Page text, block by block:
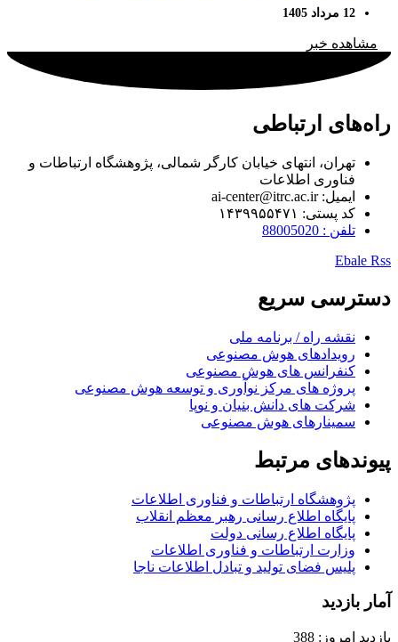
12 مرداد 1405
مشاهده خبر
راه‌های ارتباطی
تهران، انتهای خیابان کارگر شمالی، پژوهشگاه ارتباطات و
فناوری اطلاعات
ایمیل: ai-center@itrc.ac.ir
کد پستی: ۱۴۳۹۹۵۵۴۷۱
تلفن : 88005020
Ebale Rss
دسترسی سریع
نقشه راه / برنامه ملی
رویدادهای هوش مصنوعی
کنفرانس های هوش مصنوعی
پروژه های مرکز نوآوری و توسعه هوش مصنوعی
شرکت های دانش بنیان و نوپا
سمینارهای هوش مصنوعی
پیوندهای مرتبط
پژوهشگاه ارتباطات و فناوری اطلاعات
پایگاه اطلاع رسانی رهبر معظم انقلاب
پایگاه اطلاع رسانی دولت
وزارت ارتباطات و فناوری اطلاعات
پلیس فضای تولید و تبادل اطلاعات ناجا
آمار بازدید
بازدید امروز: 388